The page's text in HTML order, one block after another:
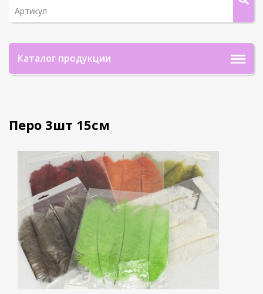
Каталог продукции
Перо 3шт 15см